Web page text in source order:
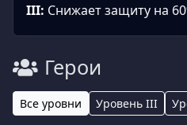
III: Снижает защиту на
Герои
Все уровни Уровень III